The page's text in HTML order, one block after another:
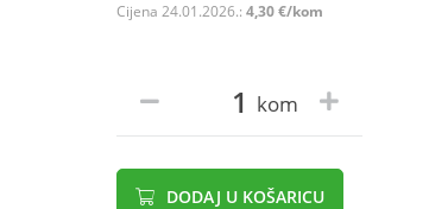
Cijena 24.01.2026.: 4,30 €/kom
kom
DODAJ U KOŠARICU